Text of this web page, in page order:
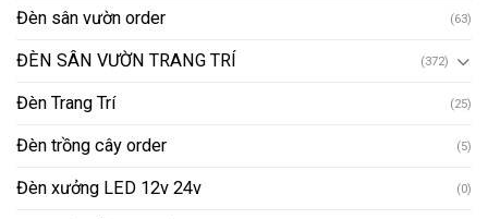
Đèn sân vườn order (63)
ĐÈN SÂN VƯỜN TRANG TRÍ (372)
Đèn Trang Trí (25)
Đèn trồng cây order (5)
Đèn xưởng LED 12v 24v (0)